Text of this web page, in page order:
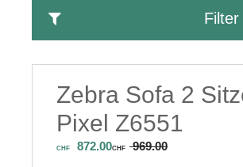
Filter
Zebra Sofa 2
Pixel Z6551
CHF 872.00CHF 969.00